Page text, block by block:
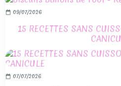
09/07/2026
15 RECETTES SANS
07/07/2026